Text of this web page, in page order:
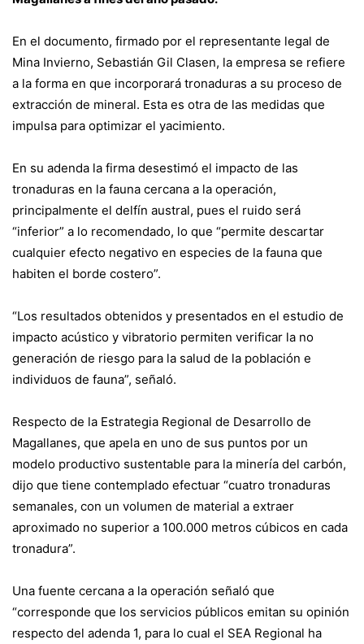
En el documento, firmado por el representante legal de
Mina Invierno, Sebastián Gil Clasen, la empresa se refiere
a la forma en que incorporará tronaduras a su proceso de
extracción de mineral. Esta es otra de las medidas que
impulsa para optimizar el yacimiento.
En su adenda la firma desestimó el impacto de las
tronaduras en la fauna cercana a la operación,
principalmente el delfín austral, pues el ruido será
“inferior” a lo recomendado, lo que “permite descartar
cualquier efecto negativo en especies de la fauna que
habiten el borde costero”.
“Los resultados obtenidos y presentados en el estudio de
impacto acústico y vibratorio permiten verificar la no
generación de riesgo para la salud de la población e
individuos de fauna”, señaló.
Respecto de la Estrategia Regional de Desarrollo de
Magallanes, que apela en uno de sus puntos por un
modelo productivo sustentable para la minería del carbón,
dijo que tiene contemplado efectuar “cuatro tronaduras
semanales, con un volumen de material a extraer
aproximado no superior a 100.000 metros cúbicos en cada
tronadura”.
Una fuente cercana a la operación señaló que
“corresponde que los servicios públicos emitan su opinión
respecto del adenda 1, para lo cual el SEA Regional ha